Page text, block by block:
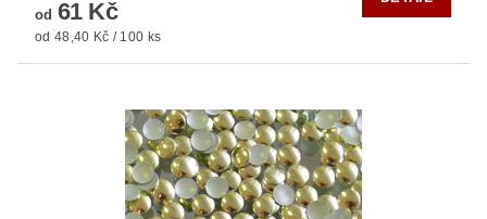
od 61 Kč
od 48,40 Kč / 100 ks